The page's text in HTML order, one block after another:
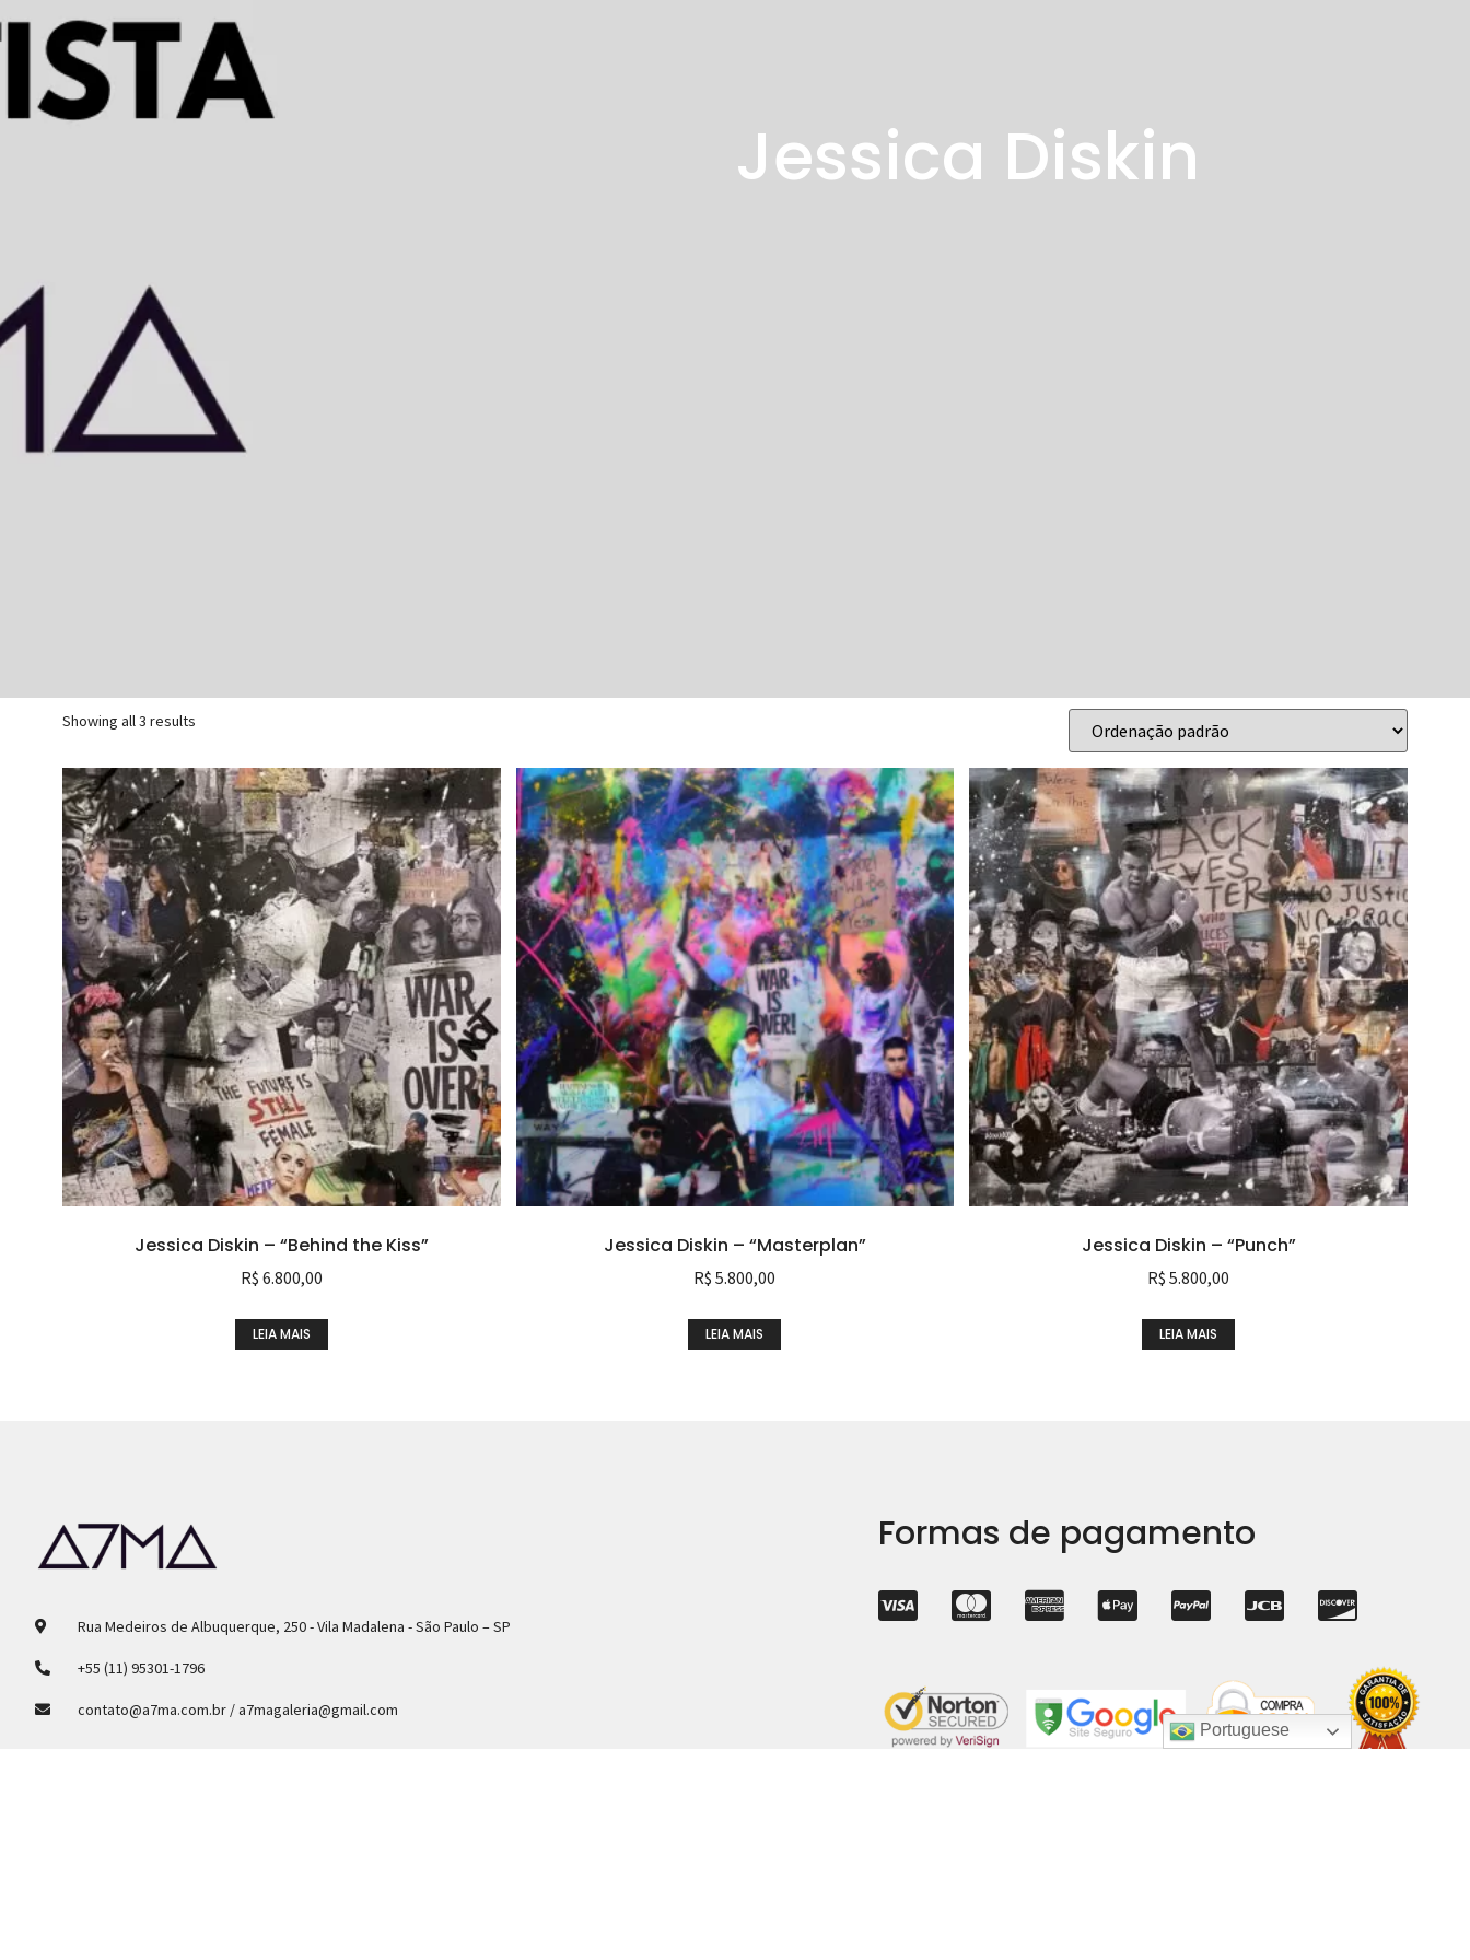
Jessica Diskin
Showing all 3 results
Jessica Diskin – “Behind the Kiss”
R$ 6.800,00
LEIA MAIS
Jessica Diskin – “Masterplan”
R$ 5.800,00
LEIA MAIS
Jessica Diskin – “Punch”
R$ 5.800,00
LEIA MAIS
Rua Medeiros de Albuquerque, 250 - Vila Madalena - São Paulo – SP
+55 (11) 95301-1796
contato@a7ma.com.br / a7magaleria@gmail.com
Formas de pagamento
Portuguese